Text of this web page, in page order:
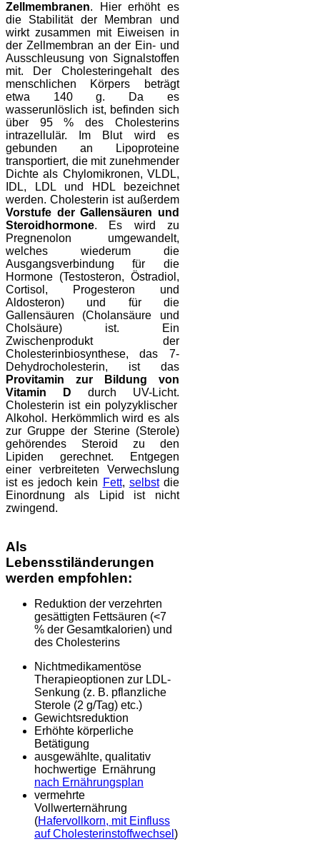
Zellmembranen. Hier erhöht es
die Stabilität der Membran und
wirkt zusammen mit Eiweisen in
der Zellmembran an der Ein- und
Ausschleusung von Signalstoffen
mit. Der Cholesteringehalt des
menschlichen Körpers beträgt
etwa 140 g. Da es
wasserunlöslich ist, befinden sich
über 95 % des Cholesterins
intrazellulär. Im Blut wird es
gebunden an Lipoproteine
transportiert, die mit zunehmender
Dichte als Chylomikronen, VLDL,
IDL, LDL und HDLbezeichnet
werden. Cholesterin ist außerdem
Vorstufe der Gallensäuren und
Steroidhormone. Es wird zu
Pregnenolon umgewandelt,
welches wiederum die
Ausgangsverbindung für die
Hormone (Testosteron, Östradiol,
Cortisol, Progesteron und
Aldosteron) und für die
Gallensäuren (Cholansäure und
Cholsäure) ist. Ein
Zwischenprodukt der
Cholesterinbiosynthese, das 7-
Dehydrocholesterin, ist das
Provitamin zur Bildung von
Vitamin D durch UV-Licht.
Cholesterin ist ein polyzyklischer
Alkohol. Herkömmlich wird es als
zur Gruppe der Sterine (Sterole)
gehörendes Steroid zu den
Lipiden gerechnet. Entgegen
einer verbreiteten Verwechslung
ist es jedoch kein Fett, selbstdie
Einordnung als Lipid ist nicht
zwingend.
Als
Lebensstiländerungen
werden empfohlen:
Reduktion der verzehrten
gesättigten Fettsäuren (<7
% der Gesamtkalorien) und
des Cholesterins
Nichtmedikamentöse
Therapieoptionen zur LDL-
Senkung (z. B. pflanzliche
Sterole (2 g/Tag) etc.)
Gewichtsreduktion
Erhöhte körperliche
Betätigung
ausgewählte, qualitativ
hochwertige Ernährung
nach Ernährungsplan
vermehrte
Vollwerternährung
(Hafervollkorn, mit Einfluss
auf Cholesterinstoffwechsel )